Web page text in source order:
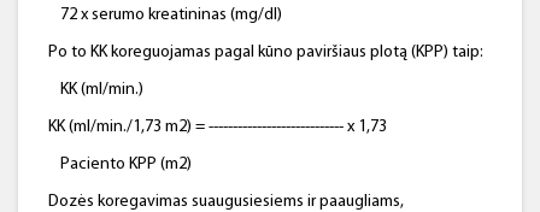
72 x serumo kreatininas (mg/dl)
Po to KK koreguojamas pagal kūno paviršiaus plotą (KPP) taip:
KK (ml/min.)
KK (ml/min./1,73 m2) = ---------------------------- x 1,73
Paciento KPP (m2)
Dozės koregavimas suaugusiesiems ir paaugliams,